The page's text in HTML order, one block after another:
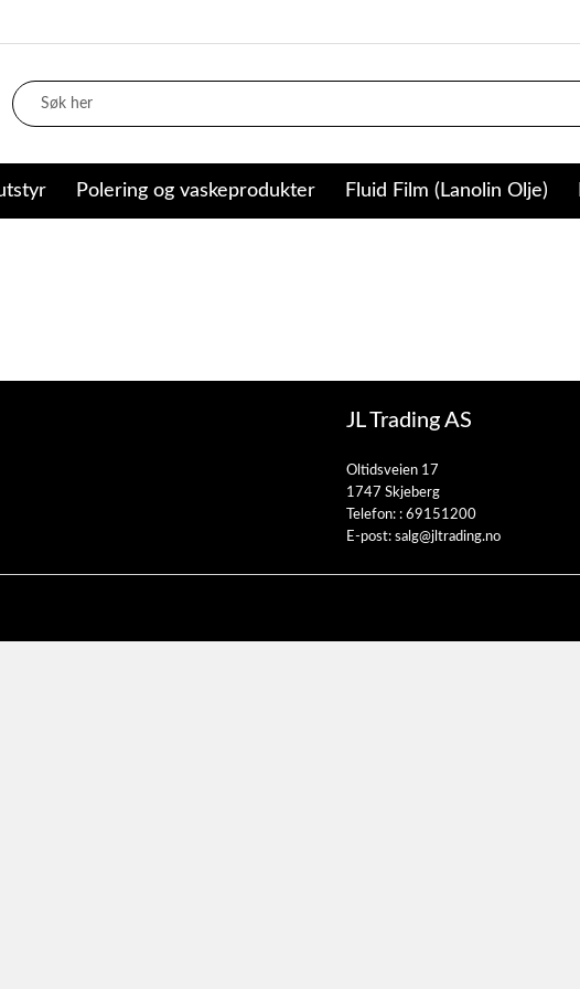
Polering og vaskeprodukter Fluid Film (Lanolin Olje)
JL Trading AS
Oltidsveien 17
1747 Skjeberg
Telefon: : 69151200
E-post: salg@jltrading.no